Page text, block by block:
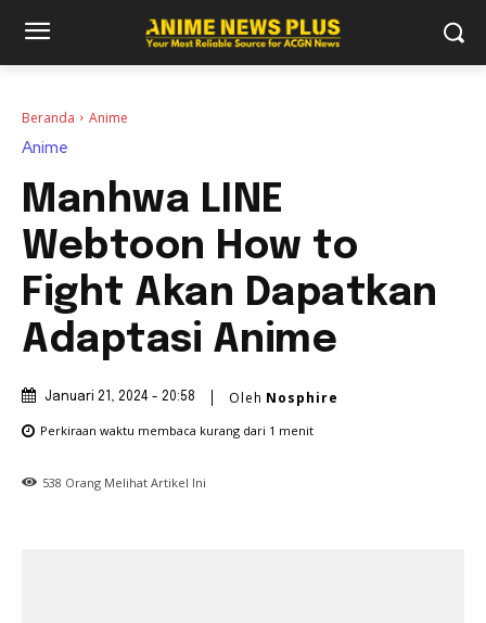
Beranda Anime
Anime
Manhwa LINE
Webtoon How to
Fight Akan Dapatkan
Adaptasi Anime
Januari 21, 2024 - 20:58 Oleh Nosphire
Perkiraan waktu membaca kurang dari 1 menit
538 Orang Melihat Artikel Ini